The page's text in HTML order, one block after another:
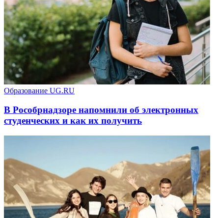
Образование UG.RU
В Рособрнадзоре напомнили об электронных
студенческих и как их получить